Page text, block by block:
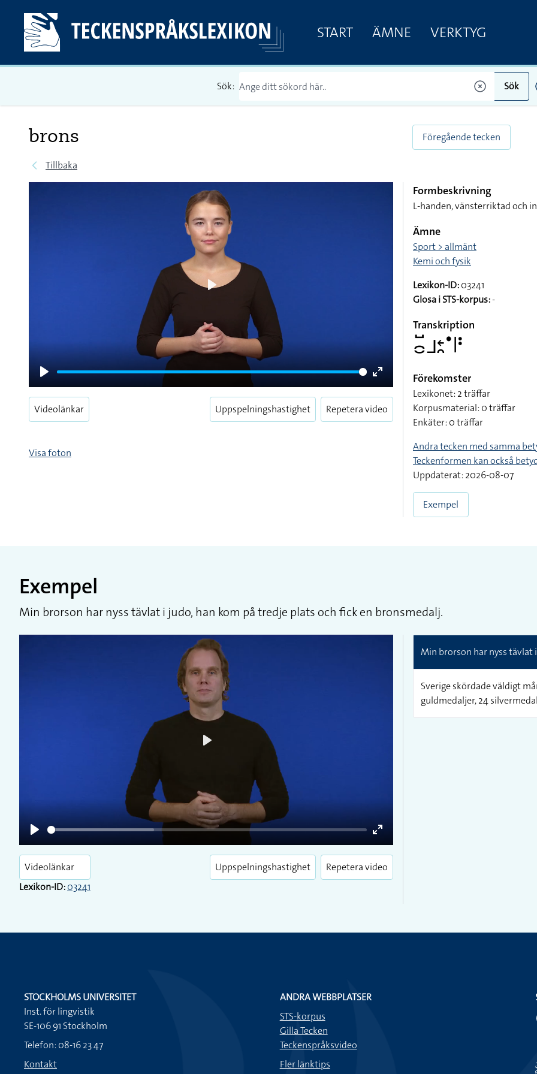
START ÄMNE VERKTYG
Sök: Sök
brons
Tillbaka
Föregående tecken
Play
Enter
fullscreen
Videolänkar Uppspelningshastighet Repetera video
Visa foton
Formbeskrivning
L-handen, vänsterriktad och
Ämne
Sport > allmänt
Kemi och fysik
Lexikon-ID:03241
Glosa i STS-korpus:-
Transkription
􌤌􌤹􌤨􌥓􌥘􌤟􌥼􌥻
Förekomster
Lexikonet: 2 träffar
Korpusmaterial: 0 träffar
Enkäter: 0 träffar
Andra tecken med samma
Teckenformen kan också
Uppdaterat: 2026-08-07
Exempel
Exempel
Min brorson har nyss tävlat i judo, han kom på tredje plats och fick en bronsmedalj.
Play
Enter
fullscreen
Videolänkar
Lexikon-ID:03241
Uppspelningshastighet Repetera video
Min brorson har nyss tävlat
Sverige skördade väldigt
guldmedaljer, 24
STOCKHOLMS UNIVERSITET
Inst. för lingvistik
SE-106 91 Stockholm
Telefon: 08-16 23 47
Kontakt
ANDRA WEBBPLATSER
STS-korpus
Gilla Tecken
Teckenspråksvideo
Fler länktips